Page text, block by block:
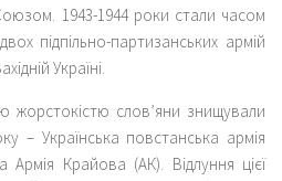
1943-1944 роки стали часом
підпільно-партизанських армій
Україні.
жорстокістю слов’яни знищували
– Українська повстанська армія
Крайова (АК). Відлуння цієї